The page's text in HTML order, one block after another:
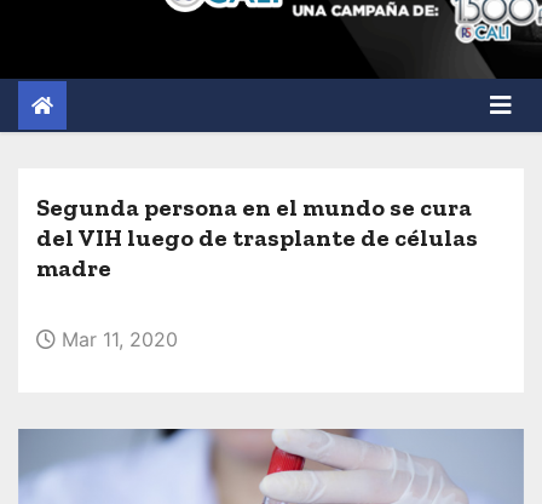
Segunda persona en el mundo se cura
del VIH luego de trasplante de células
madre
Mar 11, 2020